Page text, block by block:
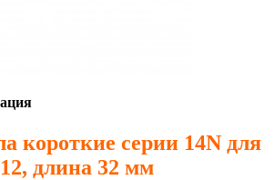
короткие серии 14N для
длина 32 мм